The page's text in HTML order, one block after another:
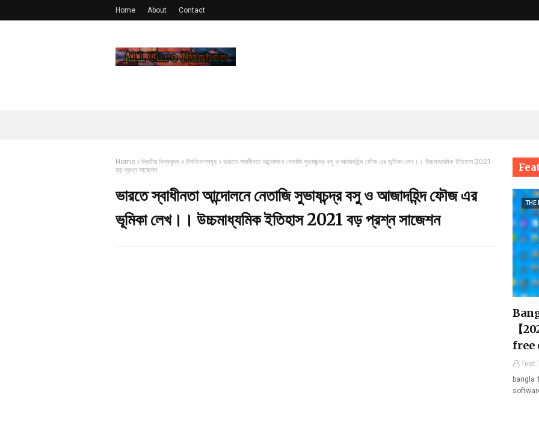
Home About Contact
Home দ্বিতীয় বিশ্বযুদ্ধ ও উপনিবেশসমূহ
ভারতে স্বাধীনতা আন্দোলনে নেতাজি সুভাষচন্দ্র বসু ও আজাদহিন্দ ফৌজ এর ভূমিকা লেখ।। উচ্চমাধ্যমিক ইতিহাস 2021
বড় প্রশ্ন সাজেশন
ভারতে স্বাধীনতা আন্দোলনে নেতাজি সুভাষচন্দ্র বসু ও আজাদহিন্দ ফৌজ এর
ভূমিকা লেখ।। উচ্চমাধ্যমিক ইতিহাস 2021 বড় প্রশ্ন সাজেশন
THE
【
free
Test
bangla